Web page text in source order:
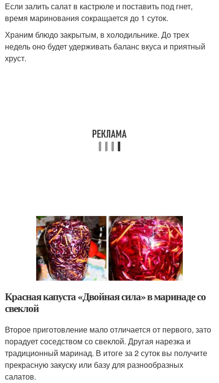
Если залить салат в кастрюле и поставить под гнет,
время маринования сокращается до 1 суток.
Храним блюдо закрытым, в холодильнике. До трех
недель оно будет удерживать баланс вкуса и приятный
хруст.
Красная капуста «Двойная сила» в маринаде со
свеклой
Второе приготовление мало отличается от первого, зато
порадует соседством со свеклой. Другая нарезка и
традиционный маринад. В итоге за 2 суток вы получите
прекрасную закуску или базу для разнообразных
салатов.